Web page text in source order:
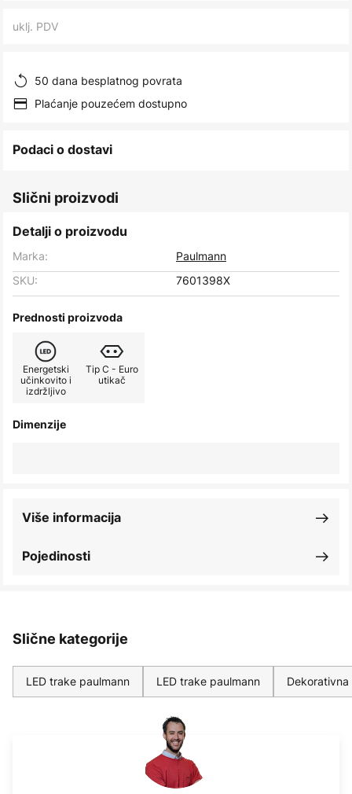
beginning
the
images
uklj. PDV
50 dana besplatnog povrata
Plaćanje pouzećem dostupno
Podaci o dostavi
Slični proizvodi
Detalji o proizvodu
Marka:
Paulmann
SKU:
7601398X
Prednosti proizvoda
Energetski
učinkovito i
izdržljivo
Tip C - Euro
utikač
Dimenzije
Pojedinosti
Više informacija
Slične kategorije
LED trake paulmann LED trake paulmann